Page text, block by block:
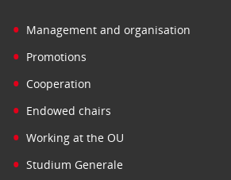
• Management and organisation
• Promotions
• Cooperation
• Endowed chairs
• Working at the OU
• Studium Generale